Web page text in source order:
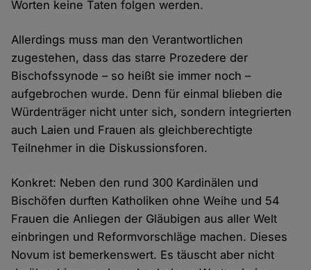
Worten keine Taten folgen werden.
Allerdings muss man den Verantwortlichen
zugestehen, dass das starre Prozedere der
Bischofssynode – so heißt sie immer noch –
aufgebrochen wurde. Denn für einmal blieben die
Würdenträger nicht unter sich, sondern integrierten
auch Laien und Frauen als gleichberechtigte
Teilnehmer in die Diskussionsforen.
Konkret: Neben den rund 300 Kardinälen und
Bischöfen durften Katholiken ohne Weihe und 54
Frauen die Anliegen der Gläubigen aus aller Welt
einbringen und Reformvorschläge machen. Dieses
Novum ist bemerkenswert. Es täuscht aber nicht